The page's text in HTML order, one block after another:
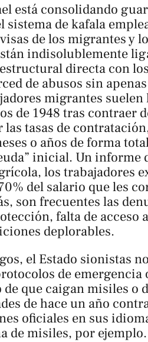
está consolidando
sistema dekafala
de los migrantes y
indisolublemente
directa con
de abusos sin
migrantes
de 1948 tras contraer
las tasas de
o años de forma
inicial. Un informe
los trabajadores
del salario que les
son frecuentes las
falta de acceso
deplorables.
el Estado sionistas
de emergencia
de que caigan misiles o
de hace un año
oficiales en sus
de misiles, por ejemplo.